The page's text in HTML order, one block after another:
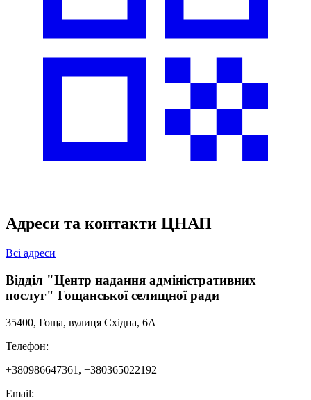
Адреси та контакти ЦНАП
Всі адреси
Відділ "Центр надання адміністративних
послуг" Гощанської селищної ради
35400, Гоща, вулиця Східна, 6А
Телефон:
+380986647361, +380365022192
Email: